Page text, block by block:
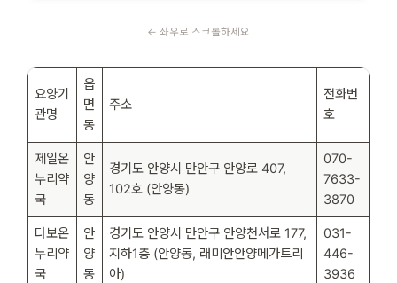
요양기
관명
읍
면
동
주소
전화번
호
제일온
누리약
국
안
양
동
경기도 안양시 만안구 안양로 407,
102호 (안양동)
070-
7633-
3870
다보온
누리약
국
안
양
동
경기도 안양시 만안구 안양천서로 177,
지하1층 (안양동, 래미안안양메가트리
아)
031-
446-
3936